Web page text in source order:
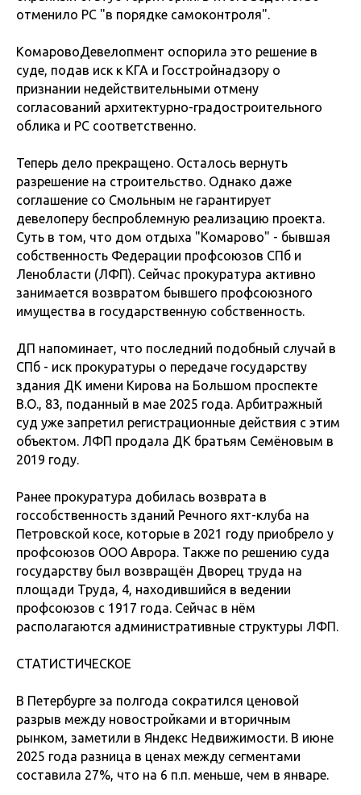
отменило РС "в порядке самоконтроля".
КомаровоДевелопмент оспорила это решение в
суде, подав иск к КГА и Госстройнадзору о
признании недействительными отмену
согласований архитектурно-градостроительного
облика и РС соответственно.
Теперь дело прекращено. Осталось вернуть
разрешение на строительство. Однако даже
соглашение со Смольным не гарантирует
девелоперу беспроблемную реализацию проекта.
Суть в том, что дом отдыха "Комарово" - бывшая
собственность Федерации профсоюзов СПб и
Ленобласти (ЛФП). Сейчас прокуратура активно
занимается возвратом бывшего профсоюзного
имущества в государственную собственность.
ДП напоминает, что последний подобный случай в
СПб - иск прокуратуры о передаче государству
здания ДК имени Кирова на Большом проспекте
В.О., 83, поданный в мае 2025 года. Арбитражный
суд уже запретил регистрационные действия с этим
объектом. ЛФП продала ДК братьям Семёновым в
2019 году.
Ранее прокуратура добилась возврата в
госсобственность зданий Речного яхт-клуба на
Петровской косе, которые в 2021 году приобрело у
профсоюзов ООО Аврора. Также по решению суда
государству был возвращён Дворец труда на
площади Труда, 4, находившийся в ведении
профсоюзов с 1917 года. Сейчас в нём
располагаются административные структуры ЛФП.
СТАТИСТИЧЕСКОЕ
В Петербурге за полгода сократился ценовой
разрыв между новостройками и вторичным
рынком, заметили в Яндекс Недвижимости. В июне
2025 года разница в ценах между сегментами
составила 27%, что на 6 п.п. меньше, чем в январе.